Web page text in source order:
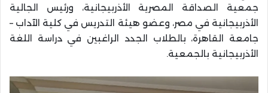
جمعية الصداقة المصرية الأذربيجانية، ورئيس الجالية
الأذربيجانية في مصر، وعضو هيئة التدريس في كلية الآداب –
جامعة القاهرة، بالطلاب الجدد الراغبين في دراسة اللغة
الأذربيجانية بالجمعية.